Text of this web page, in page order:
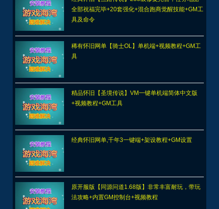
全部祝福完毕+20套强化+混合跑商觉醒技能+GM工
具及命令
稀有怀旧网单【骑士OL】单机端+视频教程+GM工
具
精品怀旧【圣境传说】VM一键单机端简体中文版
+视频教程+GM工具
经典怀旧网单,千年3一键端+架设教程+GM设置
原开服版【同源问道1.68版】非常丰富耐玩，带玩
法攻略+内置GM控制台+视频教程